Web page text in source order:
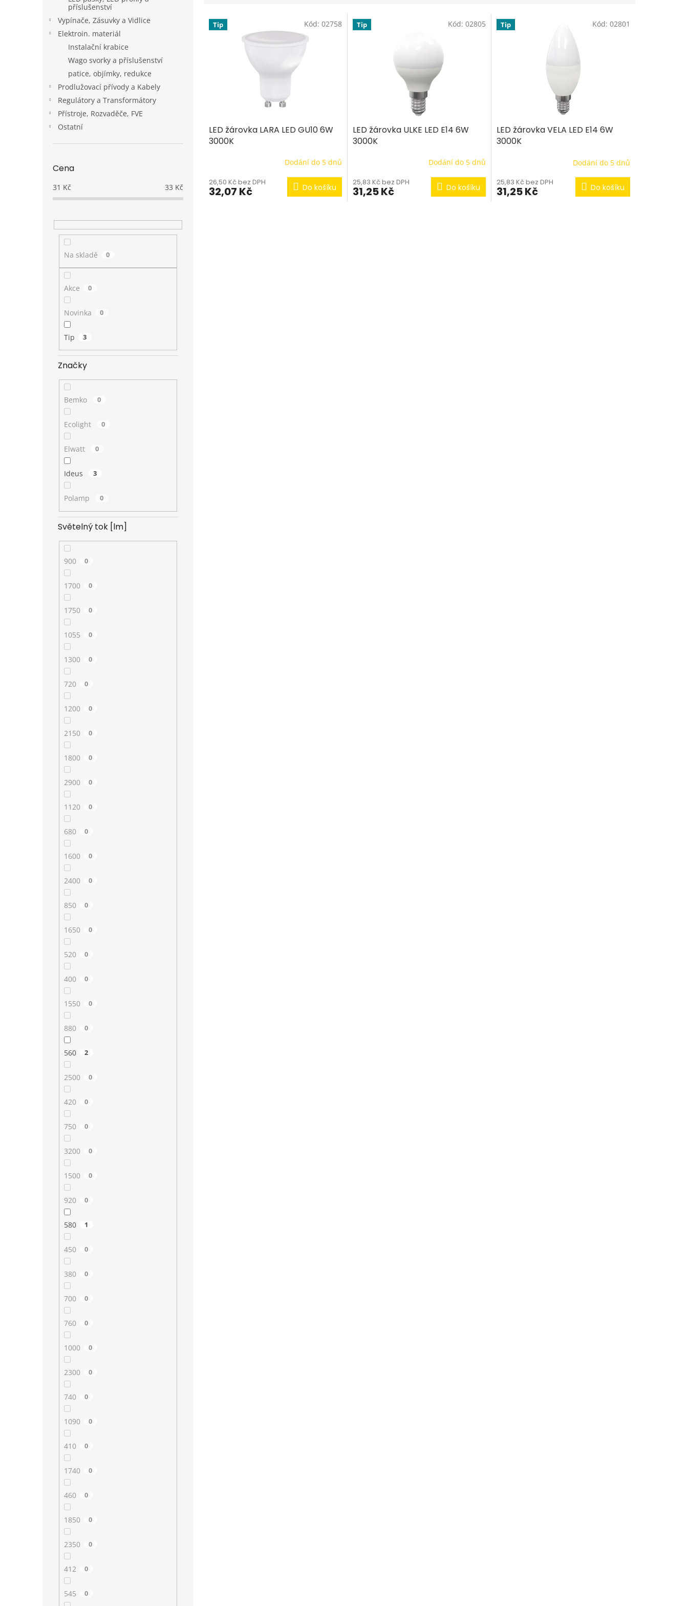
příslušenství
Vypínače, Zásuvky a Vidlice
Elektroin. materiál
Instalační krabice
Wago svorky a příslušenství
patice, objímky, redukce
Prodlužovací přívody a Kabely
Regulátory a Transformátory
Přístroje, Rozvaděče, FVE
Ostatní
Cena
31 Kč 33 Kč
Na skladě 0
Akce 0
Novinka 0
Tip 3
Značky
Bemko 0
Ecolight 0
Elwatt 0
Ideus 3
Polamp 0
Světelný tok [lm]
900 0
1700 0
1750 0
1055 0
1300 0
720 0
1200 0
2150 0
1800 0
2900 0
1120 0
680 0
1600 0
2400 0
850 0
1650 0
520 0
400 0
1550 0
880 0
560 2
2500 0
420 0
750 0
3200 0
1500 0
920 0
580 1
450 0
380 0
700 0
760 0
1000 0
2300 0
740 0
1090 0
410 0
1740 0
460 0
1850 0
2350 0
412 0
545 0
nV Tip
LED žárovka LARA LED GU10 6W
3000K
Dodání do 5 dnů
26,50 Kč bez DPH
32,07 Kč Do košíku
Kód: 02758 Tip
LED žárovka ULKE LED E14 6W
3000K
Dodání do 5 dnů
25,83 Kč bez DPH
31,25 Kč Do košíku
Kód: 02805 Tip
LED žárovka VELA LED E14 6W
3000K
Dodání do 5 dnů
25,83 Kč bez DPH
31,25 Kč Do košíku
Kód: 02801